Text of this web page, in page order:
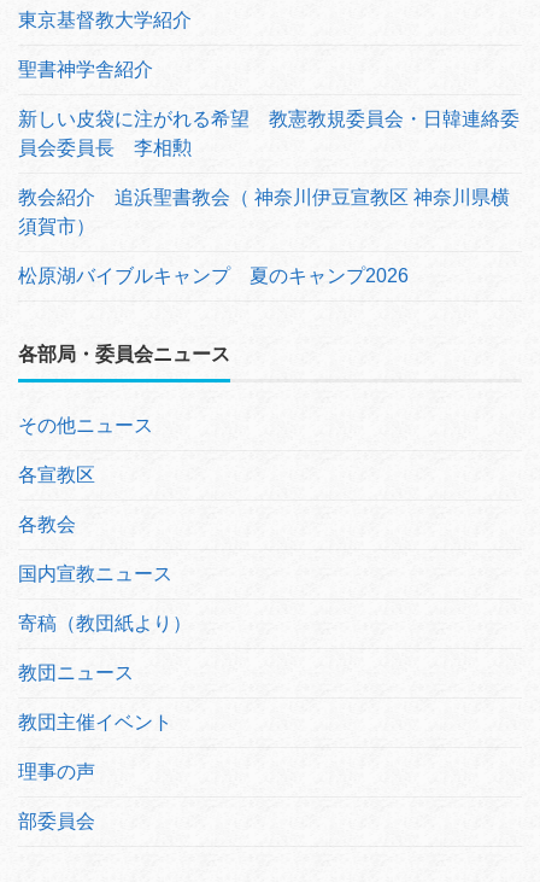
東京基督教大学紹介
聖書神学舎紹介
新しい皮袋に注がれる希望 教憲教規委員会・日韓連絡委
員会委員長 李相勲
教会紹介 追浜聖書教会（ 神奈川伊豆宣教区 神奈川県横
須賀市）
松原湖バイブルキャンプ 夏のキャンプ2026
各部局・委員会ニュース
その他ニュース
各宣教区
各教会
国内宣教ニュース
寄稿（教団紙より）
教団ニュース
教団主催イベント
理事の声
部委員会